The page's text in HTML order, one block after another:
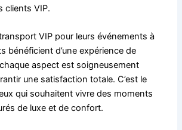
clients VIP.
VIP pour leurs événements à
bénéficient d’une expérience de
aspect est soigneusement
une satisfaction totale. C’est le
qui souhaitent vivre des moments
de luxe et de confort.